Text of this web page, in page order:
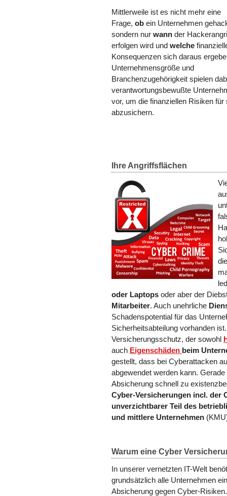
Mittlerweile ist es nicht mehr eine
Frage, ob ein Unternehmen
sondern nur wann der
erfolgen wird und welche
Konsequenzen sich daraus
Unternehmensgröße und
Branchenzugehörigkeit spielen
verantwortungsbewußte
vor, um die finanziellen Risiken
abzusichern.
Ihre Angriffsflächen
oder Laptops oder aber der
Mitarbeiter. Auch unehrliche
Schadenspotential für das
Sicherheitsabteilung vorhanden
Versicherungsschutz, der sowohl
auch Eigenschäden beim
gestellt, dass bei Cyberattacken
abgewendet werden kann.
Absicherung schnell zu
Cyber-Versicherungen incl. der
unverzichtbarer Teil des
und mittlere Unternehmen
Warum eine Cyber
In unserer vernetzten IT-Welt
grundsätzlich alle Unternehmen
Absicherung gegen Cyber-